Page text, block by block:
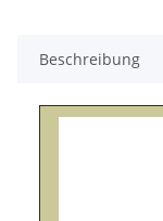
Beschreibung